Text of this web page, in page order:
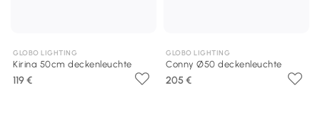
GLOBO LIGHTING
Kirina 50cm deckenleuchte
119 €
GLOBO LIGHTING
Conny Ø50 deckenleuchte
205 €